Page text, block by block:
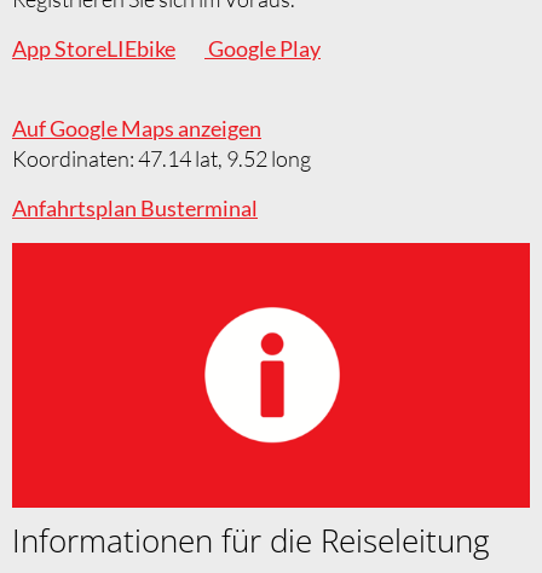
App StoreLIEbike
Google Play
Auf Google Maps anzeigen
Koordinaten: 47.14 lat, 9.52 long
Anfahrtsplan Busterminal
Informationen für die Reiseleitung